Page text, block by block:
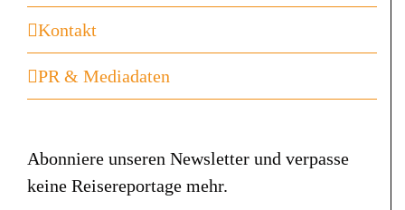
Kontakt
PR & Mediadaten
Abonniere unseren Newsletter und verpasse
keine Reisereportage mehr.